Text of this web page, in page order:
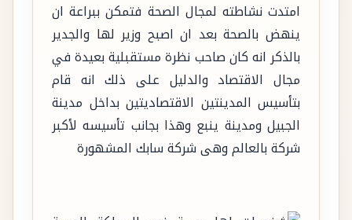
امتدت نشاطته لمجال الصحة فتمكن ببراعة ان
ينهض بالصحة بعد ان اصبح وزير لها والجدير
بالذكر انه كان صاحب نظرة مستقبلية بعيدة في
مجال الاقتصاد والدليل على ذلك انه قام
بتأسيس المدينتين الاقتصاديتين بداخل مدينة
الجبيل ومدينة ينبع وهذا بجانب تأسيسه لأكبر
شركة بالعالم وهى شركة سابك المشهورة